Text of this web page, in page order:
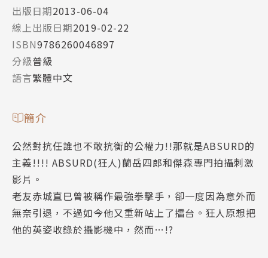
出版日期2013-06-04
線上出版日期2019-02-22
ISBN9786260046897
分級普級
語言繁體中文
簡介
公然對抗任誰也不敢抗衡的公權力!!那就是ABSURD的
主義!!!! ABSURD(狂人)蘭岳四郎和傑森專門拍攝刺激
影片。
老友赤城直巳曾被稱作最強拳擊手，卻一度因為意外而
無奈引退，不過如今他又重新站上了擂台。狂人原想把
他的英姿收錄於攝影機中，然而…!?